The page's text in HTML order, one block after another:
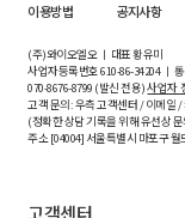
이용방법
공지사항
(주)와이오엘오 ㅣ 대표 황유미
사업자등록번호610-86-34204ㅣ
070-8676-8799 (발신 전용)사업자
고객 문의: 우측 고객센터 / 이메일
(정확한 상담 기록을 위해 유선상
주소 [04004] 서울특별시 마포구
고객센터